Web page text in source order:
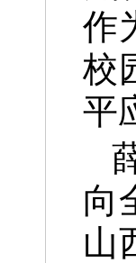
作
校
平
向
山